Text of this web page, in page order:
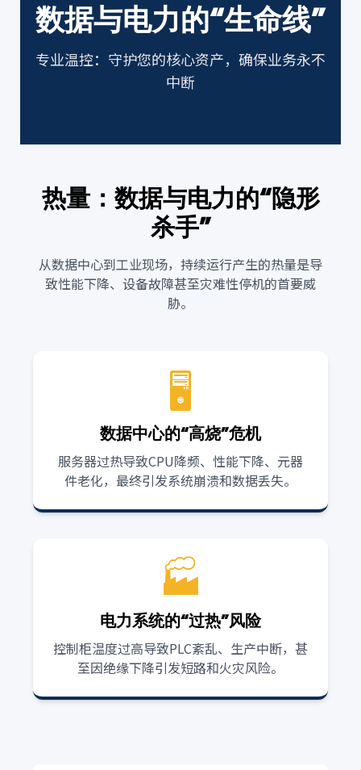
数据与电力的“生命线”
专业温控：守护您的核心资产，确保业务永不
中断
热量：数据与电力的“隐形
杀手”
从数据中心到工业现场，持续运行产生的热量是导
致性能下降、设备故障甚至灾难性停机的首要威
胁。
🖥️
数据中心的“高烧”危机
服务器过热导致CPU降频、性能下降、元器
件老化，最终引发系统崩溃和数据丢失。
🏭
电力系统的“过热”风险
控制柜温度过高导致PLC紊乱、生产中断，甚
至因绝缘下降引发短路和火灾风险。